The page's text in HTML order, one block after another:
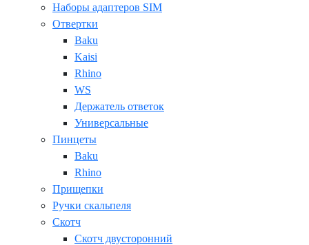
Наборы адаптеров SIM
Отвертки
Baku
Kaisi
Rhino
WS
Держатель ответок
Универсальные
Пинцеты
Baku
Rhino
Прищепки
Ручки скальпеля
Скотч
Скотч двусторонний